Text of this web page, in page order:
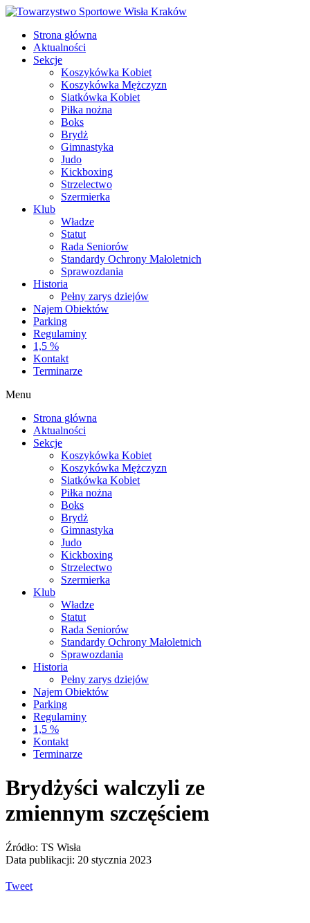
Strona główna
Aktualności
Sekcje
Koszykówka Kobiet
Koszykówka Mężczyzn
Siatkówka Kobiet
Piłka nożna
Boks
Brydż
Gimnastyka
Judo
Kickboxing
Strzelectwo
Szermierka
Klub
Władze
Statut
Rada Seniorów
Standardy Ochrony Małoletnich
Sprawozdania
Historia
Pełny zarys dziejów
Najem Obiektów
Parking
Regulaminy
1,5 %
Kontakt
Terminarze
Menu
Strona główna
Aktualności
Sekcje
Koszykówka Kobiet
Koszykówka Mężczyzn
Siatkówka Kobiet
Piłka nożna
Boks
Brydż
Gimnastyka
Judo
Kickboxing
Strzelectwo
Szermierka
Klub
Władze
Statut
Rada Seniorów
Standardy Ochrony Małoletnich
Sprawozdania
Historia
Pełny zarys dziejów
Najem Obiektów
Parking
Regulaminy
1,5 %
Kontakt
Terminarze
Brydżyści walczyli ze
zmiennym szczęściem
Źródło: TS Wisła
Data publikacji: 20 stycznia 2023
Tweet